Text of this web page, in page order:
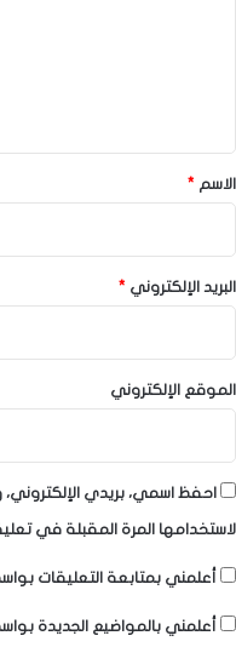
*
الاسم *
البريد الإلكتروني *
الموقع الإلكتروني
احفظ اسمي، بريدي
لاستخدامها المرة المقبلة في
أعلمني بمتابعة التعليقات
أعلمني بالمواضيع الجديدة